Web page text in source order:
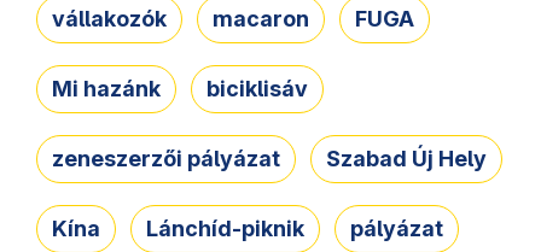
vállakozók macaron FUGA
Mi hazánk biciklisáv
zeneszerzői pályázat Szabad Új Hely
Kína Lánchíd-piknik pályázat